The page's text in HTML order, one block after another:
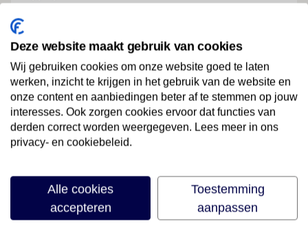
alle toeristische highlights direct voor de deur.
Hotelfaciliteiten
De gasten beleven een ontspannen verblijf in de 15
kamers. Het verblijf biedt een transferservice, een
dakterras en een lounge. Wi-Fi is aanwezig. De
tourdesk biedt ondersteuning bij het boeken van
excursies.
In de kamers zijn airconditioning en een individueel
regelbare verwarming voorhanden. Bovendien zijn
een kluis en een minibar beschikbaar. Ook een
Faciliteiten
Deze website maakt gebruik van cookies
Wij gebruiken cookies om onze website goed te laten
werken, inzicht te krijgen in het gebruik van de website en
onze content en aanbiedingen beter af te stemmen op jouw
interesses. Ook zorgen cookies ervoor dat functies van
derden correct worden weergegeven. Lees meer in ons
privacy- en cookiebeleid.
Alle cookies
accepteren
Toestemming
aanpassen